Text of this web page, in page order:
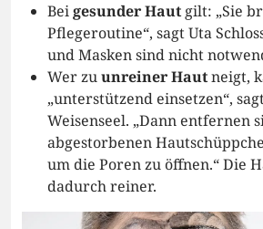
Beigesunder Hautgilt: „Sie
Pflegeroutine“, sagt Uta
und Masken sind nicht
Wer zuunreiner Hautneigt,
„unterstützend einsetzen“,
Weisenseel. „Dann entfernen
abgestorbenen
um die Poren zu öffnen.“ Die
dadurch reiner.